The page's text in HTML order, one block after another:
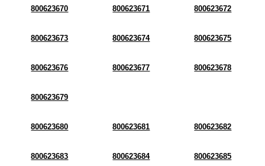
800623670 800623671 800623672
800623673 800623674 800623675
800623676 800623677 800623678
800623679
800623680 800623681 800623682
800623683 800623684 800623685